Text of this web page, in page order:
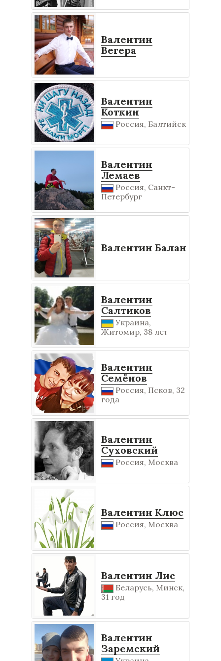
Валентин
Вегера
Валентин
Коткин
Россия, Балтийск
Валентин
Лемаев
Россия, Санкт-
Петербург
Валентин Балан
Валентин
Салтиков
Украина,
Житомир, 38 лет
Валентин
Семёнов
Россия, Псков, 32
года
Валентин
Суховский
Россия, Москва
Валентин Клюс
Россия, Москва
Валентин Лис
Беларусь, Минск,
31 год
Валентин
Заремский